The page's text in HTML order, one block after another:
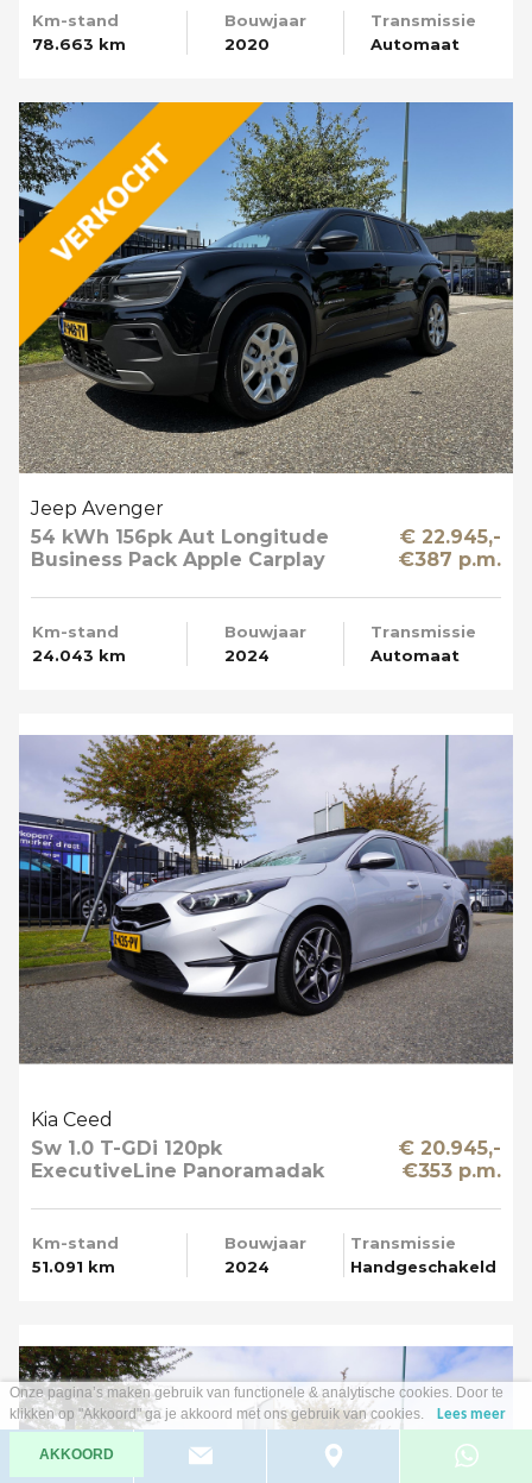
Km-stand
78.663 km
Bouwjaar
2020
Transmissie
Automaat
Jeep Avenger
54 kWh 156pk Aut Longitude
Business Pack Apple Carplay
€ 22.945,-
€387 p.m.
Km-stand
24.043 km
Bouwjaar
2024
Transmissie
Automaat
Kia Ceed
Sw 1.0 T-GDi 120pk
ExecutiveLine Panoramadak
€ 20.945,-
€353 p.m.
Km-stand
51.091 km
Bouwjaar
2024
Transmissie
Handgeschakeld
Onze pagina’s maken gebruik van functionele & analytische cookies. Door te
klikken op "Akkoord" ga je akkoord met ons gebruik van cookies.
Lees meer
AKKOORD